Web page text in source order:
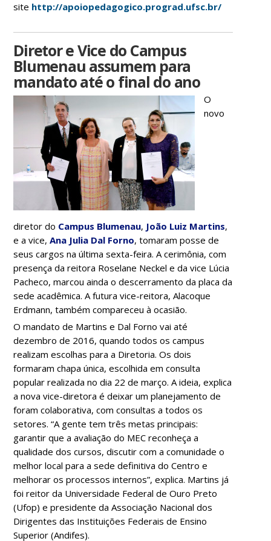
site http://apoiopedagogico.prograd.ufsc.br/
Diretor e Vice do Campus
Blumenau assumem para
mandato até o final do ano
O
novo
diretor do Campus Blumenau, João Luiz Martins,
e a vice,Ana Julia Dal Forno, tomaram posse de
seus cargos na última sexta-feira. A cerimônia, com
presença da reitora Roselane Neckel e da vice Lúcia
Pacheco, marcou ainda o descerramento da placa da
sede acadêmica. A futura vice-reitora, Alacoque
Erdmann, também compareceu à ocasião.
O mandato de Martins e Dal Forno vai até
dezembro de 2016, quando todos os campus
realizam escolhas para a Diretoria. Os dois
formaram chapa única, escolhida em consulta
popular realizada no dia 22 de março. A ideia, explica
a nova vice-diretora é deixar um planejamento de
foram colaborativa, com consultas a todos os
setores. “A gente tem três metas principais:
garantir que a avaliação do MEC reconheça a
qualidade dos cursos, discutir com a comunidade o
melhor local para a sede definitiva do Centro e
melhorar os processos internos”, explica. Martins já
foi reitor da Universidade Federal de Ouro Preto
(Ufop) e presidente da Associação Nacional dos
Dirigentes das Instituições Federais de Ensino
Superior (Andifes).